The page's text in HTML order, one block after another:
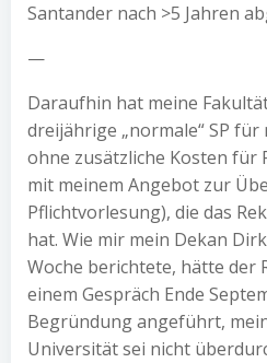
Santander nach >5 Jahren
—
Daraufhin hat meine
dreijährige „normale“ SP
ohne zusätzliche Kosten für
mit meinem Angebot zur
Pflichtvorlesung), die das
hat. Wie mir mein Dekan Dirk
Woche berichtete, hätte der
einem Gespräch Ende
Begründung angeführt,
Universität sei nicht